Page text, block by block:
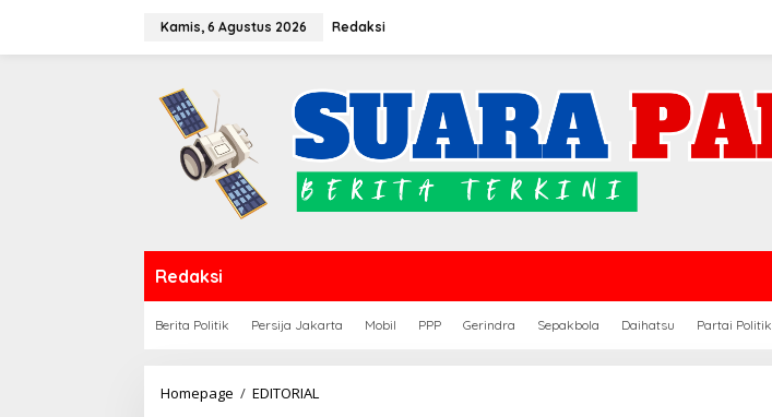
konten
Kamis, 6 Agustus 2026 Redaksi
Redaksi
Berita Politik Persija Jakarta Mobil PPP Gerindra Sepakbola Daihatsu Partai Politik
Homepage / EDITORIAL